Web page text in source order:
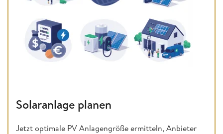
Solaranlage planen
Jetzt optimale PV Anlagengröße ermitteln, Anbieter